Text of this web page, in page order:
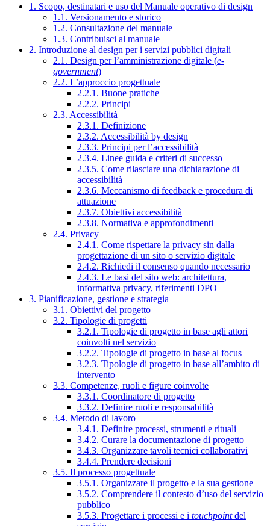
1. Scopo, destinatari e uso del Manuale operativo di design
1.1. Versionamento e storico
1.2. Consultazione del manuale
1.3. Contribuisci al manuale
2. Introduzione al design per i servizi pubblici digitali
2.1. Design per l’amministrazione digitale (e-
government)
2.2. L’approccio progettuale
2.2.1. Buone pratiche
2.2.2. Principi
2.3. Accessibilità
2.3.1. Definizione
2.3.2. Accessibilità by design
2.3.3. Principi per l’accessibilità
2.3.4. Linee guida e criteri di successo
2.3.5. Come rilasciare una dichiarazione di
accessibilità
2.3.6. Meccanismo di feedback e procedura di
attuazione
2.3.7. Obiettivi accessibilità
2.3.8. Normativa e approfondimenti
2.4. Privacy
2.4.1. Come rispettare la privacy sin dalla
progettazione di un sito o servizio digitale
2.4.2. Richiedi il consenso quando necessario
2.4.3. Le basi del sito web: architettura,
informativa privacy, riferimenti DPO
3. Pianificazione, gestione e strategia
3.1. Obiettivi del progetto
3.2. Tipologie di progetti
3.2.1. Tipologie di progetto in base agli attori
coinvolti nel servizio
3.2.2. Tipologie di progetto in base al focus
3.2.3. Tipologie di progetto in base all’ambito di
intervento
3.3. Competenze, ruoli e figure coinvolte
3.3.1. Coordinatore di progetto
3.3.2. Definire ruoli e responsabilità
3.4. Metodo di lavoro
3.4.1. Definire processi, strumenti e rituali
3.4.2. Curare la documentazione di progetto
3.4.3. Organizzare tavoli tecnici collaborativi
3.4.4. Prendere decisioni
3.5. Il processo progettuale
3.5.1. Organizzare il progetto e la sua gestione
3.5.2. Comprendere il contesto d’uso del servizio
pubblico
3.5.3. Progettare i processi e i touchpointdel